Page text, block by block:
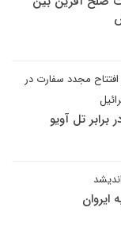
مجدد سفارت در
برابر تل آویو